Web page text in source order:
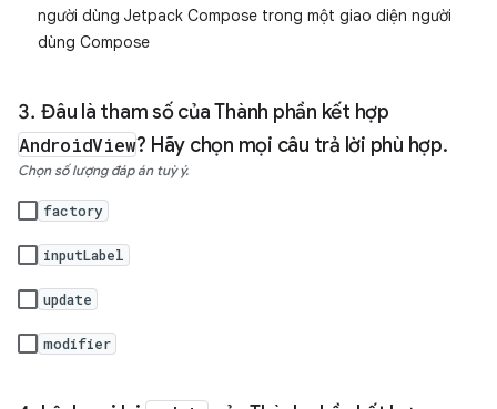
người dùng Jetpack Compose trong một giao diện người
dùng Compose
Đâu là tham số của Thành phần kết hợp
AndroidView? Hãy chọn mọi câu trả lời phù hợp.
Chọn số lượng đáp án tuỳ ý.
factory
inputLabel
update
modifier